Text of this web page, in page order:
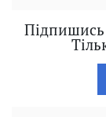
Підпишись